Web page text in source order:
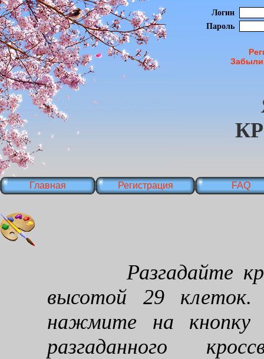
Логин
Пароль
Главная Регистрация FAQ
Разгадайте
высотой 29 клеток.
нажмите на кнопку
разгаданного